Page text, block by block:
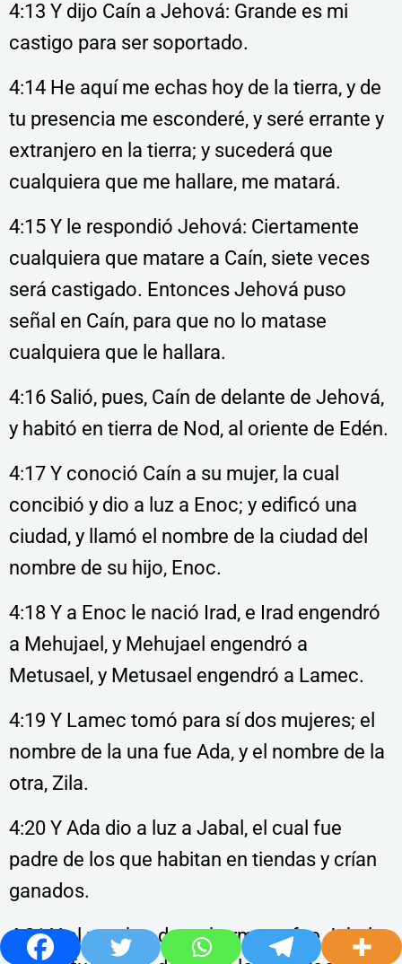
4:13 Y dijo Caín a Jehová: Grande es mi
castigo para ser soportado.
4:14 He aquí me echas hoy de la tierra, y de
tu presencia me esconderé, y seré errante y
extranjero en la tierra; y sucederá que
cualquiera que me hallare, me matará.
4:15 Y le respondió Jehová: Ciertamente
cualquiera que matare a Caín, siete veces
será castigado. Entonces Jehová puso
señal en Caín, para que no lo matase
cualquiera que le hallara.
4:16 Salió, pues, Caín de delante de Jehová,
y habitó en tierra de Nod, al oriente de Edén.
4:17 Y conoció Caín a su mujer, la cual
concibió y dio a luz a Enoc; y edificó una
ciudad, y llamó el nombre de la ciudad del
nombre de su hijo, Enoc.
4:18 Y a Enoc le nació Irad, e Irad engendró
a Mehujael, y Mehujael engendró a
Metusael, y Metusael engendró a Lamec.
4:19 Y Lamec tomó para sí dos mujeres; el
nombre de la una fue Ada, y el nombre de la
otra, Zila.
4:20 Y Ada dio a luz a Jabal, el cual fue
padre de los que habitan en tiendas y crían
ganados.
4:21 Y el nombre de su hermano fue Jubal,